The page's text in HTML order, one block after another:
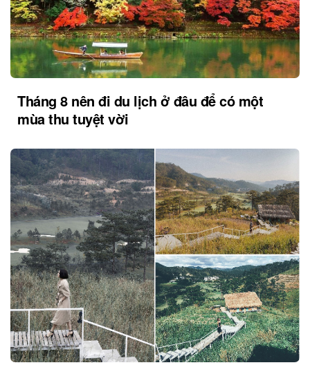
Tháng 8 nên đi du lịch ở đâu để có một
mùa thu tuyệt vời